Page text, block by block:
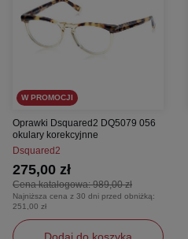
W PROMOCJI
Oprawki Dsquared2 DQ5079 056
okulary korekcyjnne
Dsquared2
Cena katalogowa:989,00 zł
275,00 zł
Najniższa cena z 30 dni przed obniżką:
251,00 zł